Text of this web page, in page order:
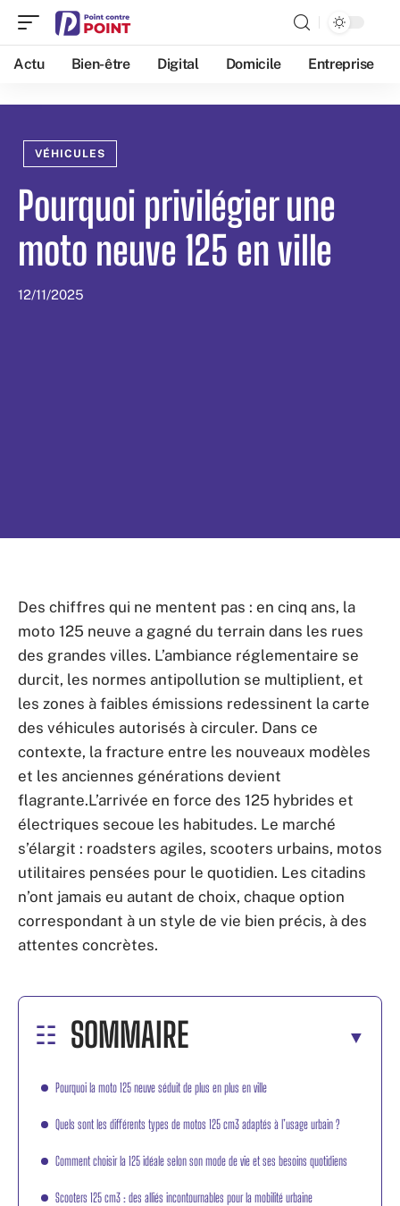
Actu Bien-être Digital Domicile Entreprise
VÉHICULES
Pourquoi privilégier une
moto neuve 125 en ville
12/11/2025
Des chiffres qui ne mentent pas : en cinq ans, la
moto 125 neuve a gagné du terrain dans les rues
des grandes villes. L’ambiance réglementaire se
durcit, les normes antipollution se multiplient, et
les zones à faibles émissions redessinent la carte
des véhicules autorisés à circuler. Dans ce
contexte, la fracture entre les nouveaux modèles
et les anciennes générations devient
flagrante.L’arrivée en force des 125 hybrides et
électriques secoue les habitudes. Le marché
s’élargit : roadsters agiles, scooters urbains, motos
utilitaires pensées pour le quotidien. Les citadins
n’ont jamais eu autant de choix, chaque option
correspondant à un style de vie bien précis, à des
attentes concrètes.
SOMMAIRE
Pourquoi la moto 125 neuve séduit de plus en plus en ville
Quels sont les différents types de motos 125 cm3 adaptés à l’usage urbain ?
Comment choisir la 125 idéale selon son mode de vie et ses besoins quotidiens
Scooters 125 cm3 : des alliés incontournables pour la mobilité urbaine